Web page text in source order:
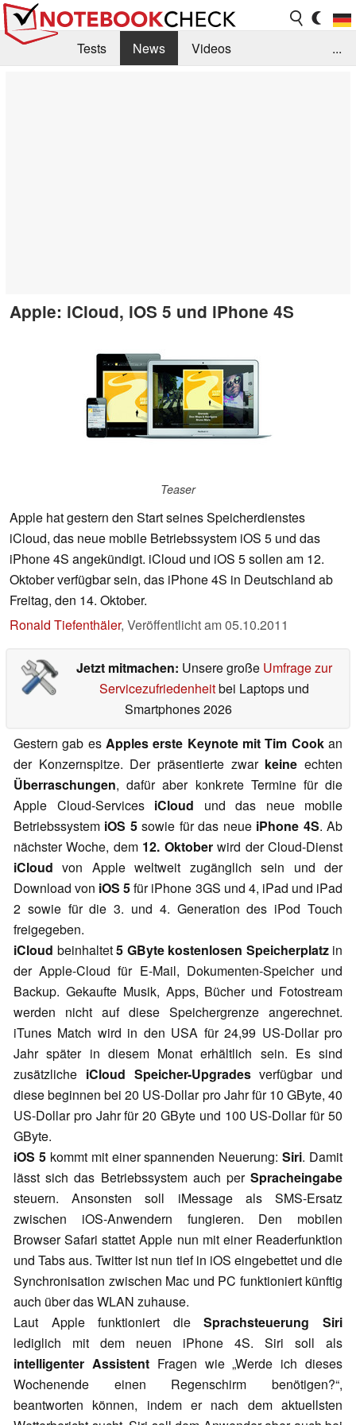
Tests News
Videos
...
Apple: iCloud, iOS 5 und iPhone 4S
Teaser
Apple hat gestern den Start seines Speicherdienstes
iCloud, das neue mobile Betriebssystem iOS 5 und das
iPhone 4S angekündigt. iCloud und iOS 5 sollen am 12.
Oktober verfügbar sein, das iPhone 4S in Deutschland ab
Freitag, den 14. Oktober.
Ronald Tiefenthäler, Veröffentlicht am05.10.2011
Jetzt mitmachen: Unsere große Umfrage zur
Servicezufriedenheitbei Laptops und
Smartphones 2026
Gestern gab es Apples erste Keynote mit Tim Cookan
der Konzernspitze. Der präsentierte zwar keine echten
Überraschungen, dafür aber konkrete Termine für die
Apple Cloud-Services iCloud und das neue mobile
Betriebssystem iOS 5sowie für das neue iPhone 4S.Ab
nächster Woche, dem 12. Oktoberwird der Cloud-Dienst
iCloud von Apple weltweit zugänglich sein und der
Download von iOS 5für iPhone 3GS und 4, iPad und iPad
2 sowie für die 3. und 4. Generation des iPod Touch
freigegeben.
iCloud beinhaltet5 GByte kostenlosen Speicherplatzin
der Apple-Cloud für E-Mail, Dokumenten-Speicher und
Backup. Gekaufte Musik, Apps, Bücher und Fotostream
werden nicht auf diese Speichergrenze angerechnet.
iTunes Match wird in den USA für 24,99 US-Dollar pro
Jahr später in diesem Monat erhältlich sein. Es sind
zusätzliche iCloud Speicher-Upgradesverfügbar und
diese beginnen bei 20 US-Dollar pro Jahr für 10 GByte, 40
US-Dollar pro Jahr für 20 GByte und 100 US-Dollar für 50
GByte.
iOS 5kommt mit einer spannenden Neuerung:Siri. Damit
lässt sich das Betriebssystem auch per Spracheingabe
steuern. Ansonsten soll iMessage als SMS-Ersatz
zwischen iOS-Anwendern fungieren. Den mobilen
Browser Safari stattet Apple nun mit einer Readerfunktion
und Tabs aus. Twitter ist nun tief in iOS eingebettet und die
Synchronisation zwischen Mac und PC funktioniert künftig
auch über das WLAN zuhause.
Laut Apple funktioniert dieSprachsteuerung Siri
lediglich mit dem neuen iPhone 4S. Siri soll als
intelligenter AssistentFragen wie „Werde ich dieses
Wochenende einen Regenschirm benötigen?“,
beantworten können, indem er nach dem aktuellsten